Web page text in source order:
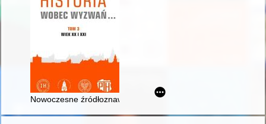
Nowoczesne źródłoznawstwo historyczne